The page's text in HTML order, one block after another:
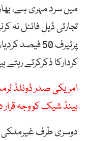
میں سرد مہری ہے،
تجارتی ڈیل فائنل نہ
پرٹیرف 50
کردارکا ذکرکرتے
امریکی صدر ڈونلڈ
ہینڈ شیک کو وجہ
دوسری طرف غیرملکی